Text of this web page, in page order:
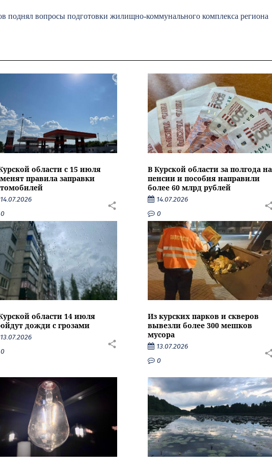
поднял вопросы подготовки жилищно-коммунального комплекса региона
области с 15 июля
правила заправки
0
В Курской области за полгода на
пенсии и пособия направили
более 60 млрд рублей
14.07.2026
0
области 14 июля
дожди с грозами
13.07.2026
0
Из курских парков и скверов
вывезли более 300 мешков
мусора
13.07.2026
0